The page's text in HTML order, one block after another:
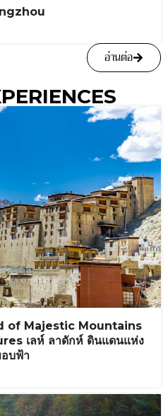
อ่านต่อ
of Majestic Mountains
เลห์ ลาดักห์ ดินแดนแห่ง
บฟ้า